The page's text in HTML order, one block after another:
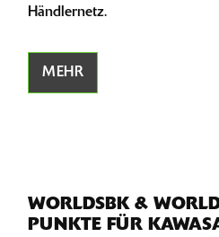
Händlernetz.
MEHR
WORLDSBK &
PUNKTE FÜR